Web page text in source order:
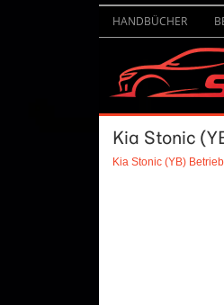
HANDBÜCHER
Kia Stonic
Kia Stonic (YB)